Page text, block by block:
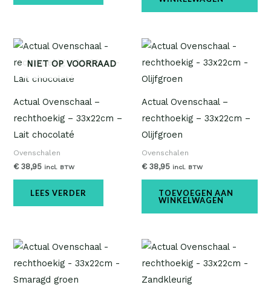
NIET OP VOORRAAD
Actual Ovenschaal –
rechthoekig – 33x22cm –
Lait chocolaté
Ovenschalen
€38,95 incl. BTW
LEES VERDER
Actual Ovenschaal –
rechthoekig – 33x22cm –
Olijfgroen
Ovenschalen
€38,95 incl. BTW
TOEVOEGEN AAN
WINKELWAGEN